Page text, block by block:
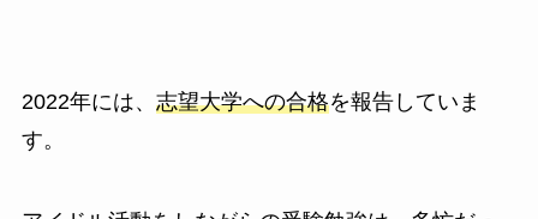
2022年には、 志望大学への合格を報告していま
す。